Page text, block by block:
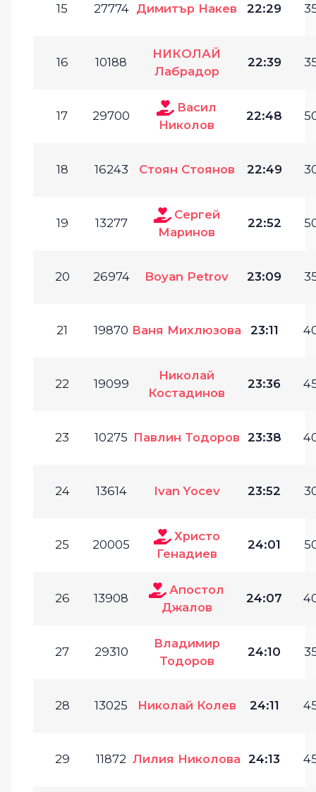
15 27774 Димитър Накев 22:29
16 10188
НИКОЛАЙ
Лабрадор
22:39
17 29700
Васил
Николов
22:48
18 16243 Стоян Стоянов 22:49
19 13277
Сергей
Маринов
22:52
20 26974 Boyan Petrov 23:09
21 19870 Ваня Михлюзова 23:11
22 19099
Николай
Костадинов
23:36
23 10275 Павлин Тодоров 23:38
24 13614 Ivan Yocev 23:52
25 20005
Христо
Генадиев
24:01
26 13908
Апостол
Джалов
24:07
27 29310
Владимир
Тодоров
24:10
28 13025 Николай Колев 24:11
29 11872 Лилия Николова 24:13